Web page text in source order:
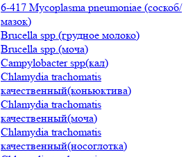
6-417 Mycoplasma pneumoniae (соскоб/
мазок)
Brucella spp.(грудное молоко)
Brucella spp.(моча)
Campylobacter spp(кал)
Chlamydia trachomatis
качественный(коньюктива)
Chlamydia trachomatis
качественный(моча)
Chlamydia trachomatis
качественный(носоглотка)